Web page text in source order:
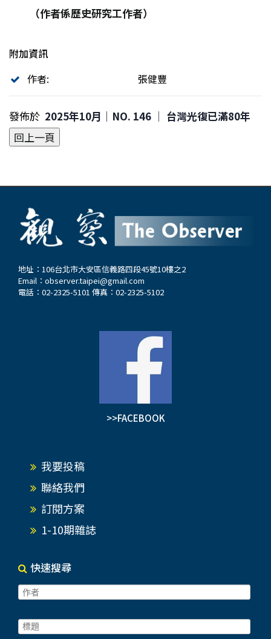
（作者係歷史研究工作者）
附加資訊
作者:
張健豐
發佈於 2025年10月｜NO. 146 │ 台灣光復已滿80年
地址：106台北市大安區信義路四段45號10樓之2
Email： observer.taipei@gmail.com
電話：02-2325-5101 傳真：02-2325-5102
>>FACEBOOK
我要投稿
聯絡我們
訂閱方案
1-10期雜誌
快速搜尋